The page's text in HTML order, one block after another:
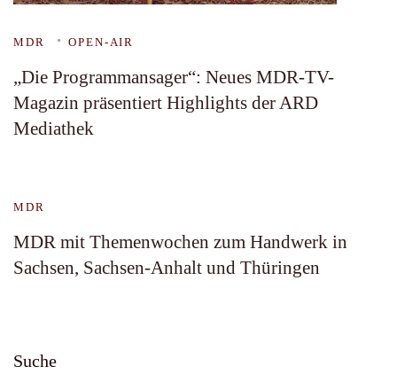
MDR OPEN-AIR
„Die Programmansager“: Neues MDR-TV-
Magazin präsentiert Highlights der ARD
Mediathek
MDR
MDR mit Themenwochen zum Handwerk in
Sachsen, Sachsen-Anhalt und Thüringen
Suche